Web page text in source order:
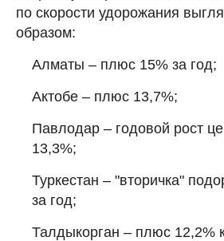
по скорости удорожания
образом:
Алматы – плюс 15% за год;
Актобе – плюс 13,7%;
Павлодар – годовой рост
13,3%;
Туркестан – "вторичка"
за год;
Талдыкорган – плюс 12,2%